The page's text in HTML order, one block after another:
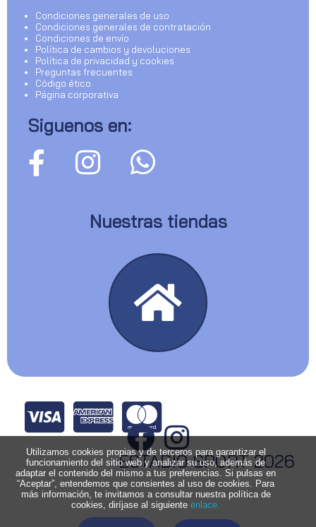
Condiciones generales de uso
Condiciones generales de contratación
Condiciones de envío
Política de cambios y devoluciones
Política de privacidad y cookies
Preguntas frecuentes
Código ético
Página corporativa
Siguenos en:
Nuestras tiendas
ESTADIO SPORT 2026
Utilizamos cookies propias y de terceros para garantizar el
funcionamiento del sitio web y analizar su uso, además de
adaptar el contenido del mismo a tus preferencias. Si pulsas en
“Aceptar”, entendemos que consientes al uso de cookies. Para
más información, te invitamos a consultar nuestra política de
cookies, diríjase al siguiente enlace.